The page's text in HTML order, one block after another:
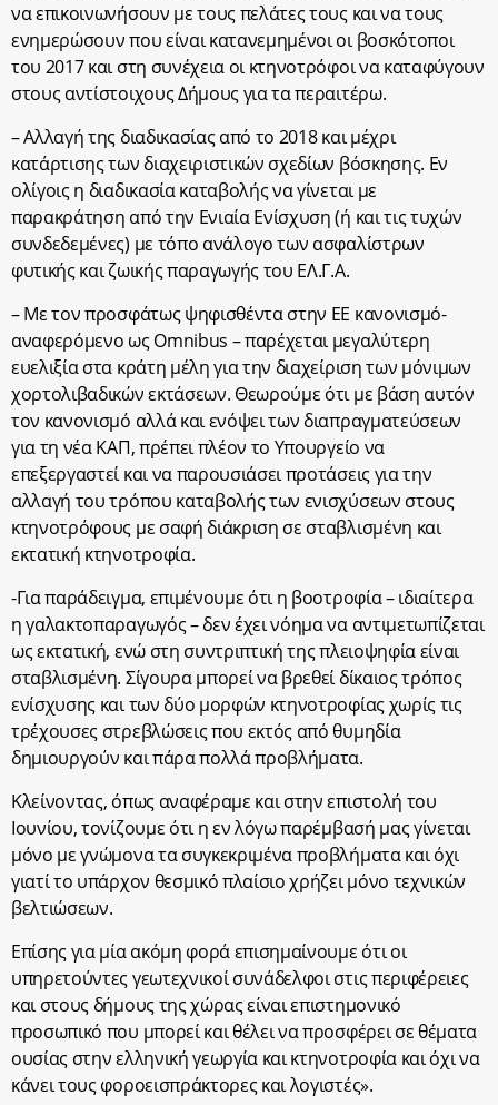
να επικοινωνήσουν με τους πελάτες τους και να τους
ενημερώσουν που είναι κατανεμημένοι οι βοσκότοποι
του 2017 και στη συνέχεια οι κτηνοτρόφοι να καταφύγουν
στους αντίστοιχους Δήμους για τα περαιτέρω.
– Αλλαγή της διαδικασίας από το 2018 και μέχρι
κατάρτισης των διαχειριστικών σχεδίων βόσκησης. Εν
ολίγοις η διαδικασία καταβολής να γίνεται με
παρακράτηση από την Ενιαία Ενίσχυση (ή και τις τυχών
συνδεδεμένες) με τόπο ανάλογο των ασφαλίστρων
φυτικής και ζωικής παραγωγής του ΕΛ.Γ.Α.
– Με τον προσφάτως ψηφισθέντα στην ΕΕ κανονισμό-
αναφερόμενο ως Omnibus – παρέχεται μεγαλύτερη
ευελιξία στα κράτη μέλη για την διαχείριση των μόνιμων
χορτολιβαδικών εκτάσεων. Θεωρούμε ότι με βάση αυτόν
τον κανονισμό αλλά και ενόψει των διαπραγματεύσεων
για τη νέα ΚΑΠ, πρέπει πλέον το Υπουργείο να
επεξεργαστεί και να παρουσιάσει προτάσεις για την
αλλαγή του τρόπου καταβολής των ενισχύσεων στους
κτηνοτρόφους με σαφή διάκριση σε σταβλισμένη και
εκτατική κτηνοτροφία.
-Για παράδειγμα, επιμένουμε ότι η βοοτροφία – ιδιαίτερα
η γαλακτοπαραγωγός – δεν έχει νόημα να αντιμετωπίζεται
ως εκτατική, ενώ στη συντριπτική της πλειοψηφία είναι
σταβλισμένη. Σίγουρα μπορεί να βρεθεί δίκαιος τρόπος
ενίσχυσης και των δύο μορφών κτηνοτροφίας χωρίς τις
τρέχουσες στρεβλώσεις που εκτός από θυμηδία
δημιουργούν και πάρα πολλά προβλήματα.
Κλείνοντας, όπως αναφέραμε και στην επιστολή του
Ιουνίου, τονίζουμε ότι η εν λόγω παρέμβασή μας γίνεται
μόνο με γνώμονα τα συγκεκριμένα προβλήματα και όχι
γιατί το υπάρχον θεσμικό πλαίσιο χρήζει μόνο τεχνικών
βελτιώσεων.
Επίσης για μία ακόμη φορά επισημαίνουμε ότι οι
υπηρετούντες γεωτεχνικοί συνάδελφοι στις περιφέρειες
και στους δήμους της χώρας είναι επιστημονικό
προσωπικό που μπορεί και θέλει να προσφέρει σε θέματα
ουσίας στην ελληνική γεωργία και κτηνοτροφία και όχι να
κάνει τους φοροεισπράκτορες και λογιστές».